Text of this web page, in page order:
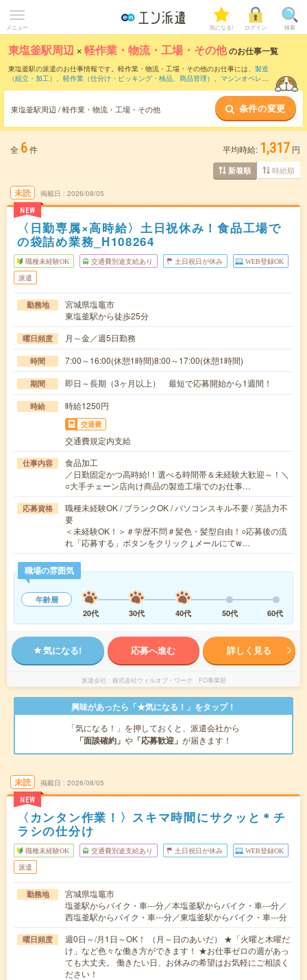
メニュー 気になる! ログイン 検索
東塩釜駅周辺 ×軽作業・物流・工場・その他のお仕事一覧
東塩釜駅の派遣のお仕事情報です。軽作業・物流・工場・その他のお仕事には、 製造
（組立・加工） 、 軽作業（仕分け・ピッキング・検品、商品管理） 、 マシンオペレー
東塩釜駅周辺 / 軽作業・物流・工場・その他 条件の変更
全 6件 平均時給: 1,317 円
新着順 時給順
未読
NEW
掲載日 2026/08/05
〈日勤専属×高時給〉土日祝休み！食品工場で
の袋詰め業務_H108264
職種未経験OK 交通費別途支給あり 土日祝日が休み WEB登録OK
派遣
勤務地
宮城県塩竈市
東塩釜駅から徒歩25分
曜日頻度 月～金／週5日勤務
時間 7:00～16:00(休憩1時間)8:00～17:00(休憩1時間)
期間 即日～長期（3ヶ月以上） 最短で応募開始から1週間！
時給 時給1250円
交通費
交通費規定内支給
仕事内容
食品加工
／日勤固定かつ高時給!！選べる時間帯＆未経験大歓迎～！＼
○大手チェーン店向け商品の製造工場でのお仕事…
応募資格
職種未経験OK / ブランクOK / パソコンスキル不要 / 英語力不
要
＜未経験OK！＞＃学歴不問＃髪色・髪型自由！○応募後の流
れ「応募する」ボタンをクリック↓メールにてw…
職場の雰囲気
年齢層
20代
30代 40代 50代 60代
気になる! 応募へ進む 詳しく見る
派遣会社 株式会社ウィルオブ・ワーク FO事業部
興味があったら「★気になる！」をタップ！
「気になる！」を押しておくと、派遣会社から
「面談確約」 や 「応募歓迎」 が届きます！
未読
NEW
掲載日 2026/08/05
〈カンタン作業！〉スキマ時間にサクッと＊チ
ラシの仕分け
職種未経験OK 交通費別途支給あり 土日祝日が休み WEB登録OK
派遣
勤務地
宮城県塩竈市
塩釜駅からバイク・車---分／本塩釜駅からバイク・車---分／
西塩釜駅からバイク・車---分／東塩釜駅からバイク・車---分
曜日頻度
週0日～/月1日～OK！ （月～日のあいだ） ★「火曜と木曜だ
け」など色々な働き方ができます！ ★お仕事ゼロの週があっ
ても大丈夫。 働きたい日、お休みの希望はお気軽にご相談く
ださい！